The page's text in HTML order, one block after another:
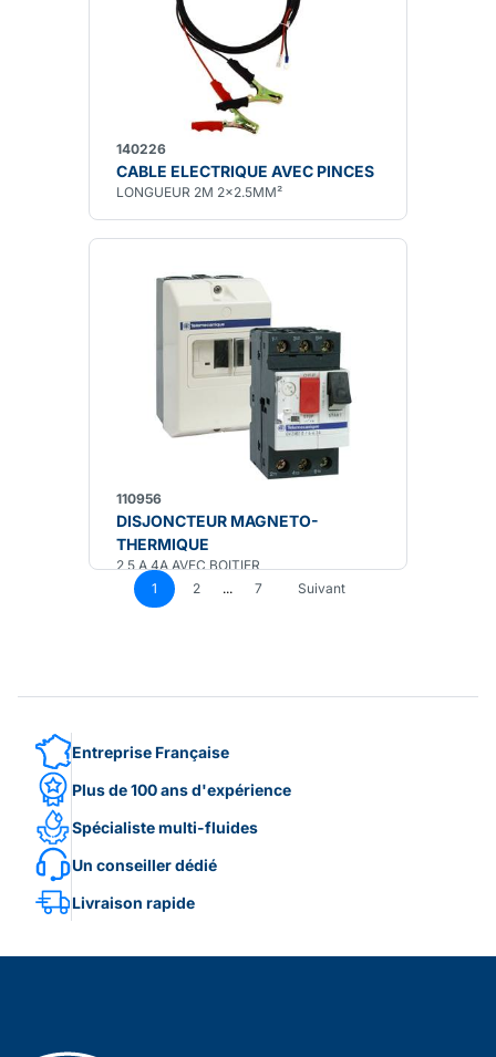
140226
CABLE ELECTRIQUE AVEC PINCES
LONGUEUR 2M 2x2.5MM²
110956
DISJONCTEUR MAGNETO-
THERMIQUE
2,5 A 4A AVEC BOITIER
1
2 ... 7 Suivant
Entreprise Française
Plus de 100 ans d'expérience
Spécialiste multi-fluides
Un conseiller dédié
Livraison rapide